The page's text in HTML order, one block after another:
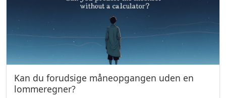
Kan du forudsige måneopgangen uden en
lommeregner?